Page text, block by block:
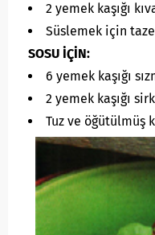
2 yemek kaşığı
Süslemek için
SOSU İÇİN:
6 yemek kaşığı
2 yemek kaşığı
Tuz ve öğütülmüş